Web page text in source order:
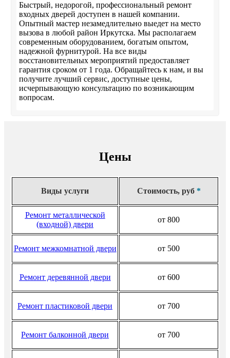
Быстрый, недорогой, профессиональный ремонт
входных дверей доступен в нашей компании.
Опытный мастер незамедлительно выедет на место
вызова в любой район Иркутска. Мы располагаем
современным оборудованием, богатым опытом,
надежной фурнитурой. На все виды
восстановительных мероприятий предоставляет
гарантия сроком от 1 года. Обращайтесь к нам, и вы
получите лучший сервис, доступные цены,
исчерпывающую консультацию по возникающим
вопросам.
Цены
Виды услуги Стоимость, руб *
Ремонт металлической
(входной) двери
от 800
Ремонт межкомнатной двери от 500
Ремонт деревянной двери от 600
Ремонт пластиковой двери от 700
Ремонт балконной двери от 700